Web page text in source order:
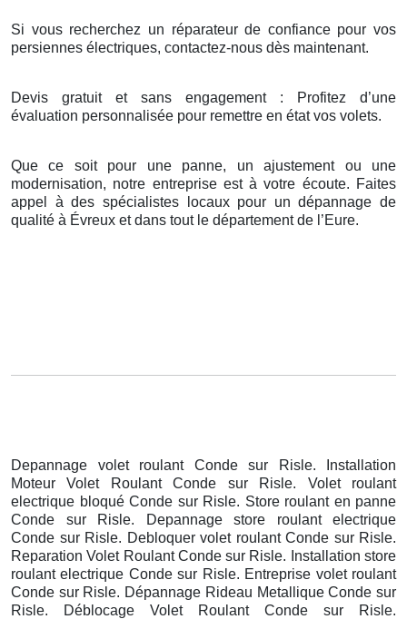
Si vous recherchez un réparateur de confiance pour vos
persiennes électriques, contactez-nous dès maintenant.
Devis gratuit et sans engagement : Profitez d’une
évaluation personnalisée pour remettre en état vos volets.
Que ce soit pour une panne, un ajustement ou une
modernisation, notre entreprise est à votre écoute. Faites
appel à des spécialistes locaux pour un dépannage de
qualité à Évreux et dans tout le département de l’Eure.
Depannage volet roulant Conde sur Risle. Installation
Moteur Volet Roulant Conde sur Risle. Volet roulant
electrique bloqué Conde sur Risle. Store roulant en panne
Conde sur Risle. Depannage store roulant electrique
Conde sur Risle. Debloquer volet roulant Conde sur Risle.
Reparation Volet Roulant Conde sur Risle. Installation store
roulant electrique Conde sur Risle. Entreprise volet roulant
Conde sur Risle. Dépannage Rideau Metallique Conde sur
Risle. Déblocage Volet Roulant Conde sur Risle.